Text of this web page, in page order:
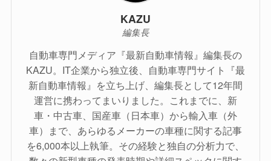
KAZU
編集長
自動車専門メディア『最新自動車情報』編集長の
KAZU。IT企業から独立後、自動車専門サイト『最
新自動車情報』を立ち上げ、編集長として12年間
運営に携わってまいりました。これまでに、新
車・中古車、国産車（日本車）から輸入車（外
車）まで、あらゆるメーカーの車種に関する記事
を6,000本以上執筆。その経験と独自の分析力で、